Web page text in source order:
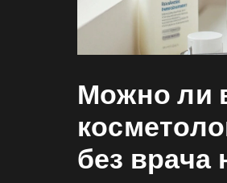
Можно ли
без врача